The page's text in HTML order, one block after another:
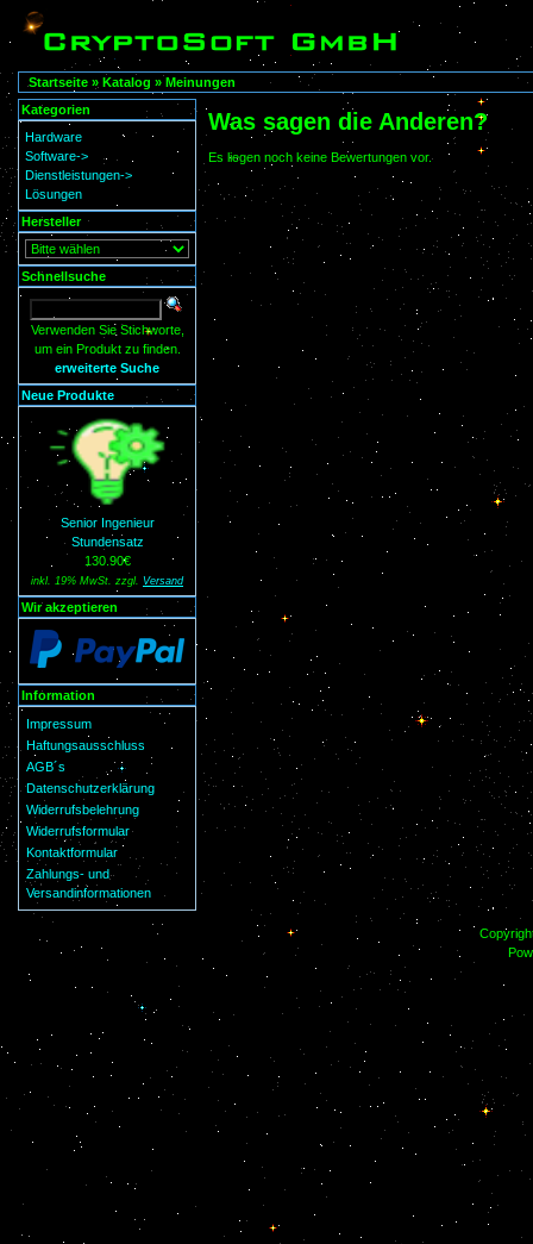
Startseite » Katalog » Meinungen
Was sagen die Anderen?
Es liegen noch keine Bewertungen vor.
Kategorien
Hardware
Software->
Dienstleistungen->
Lösungen
Hersteller
Schnellsuche
Verwenden Sie Stichworte,
um ein Produkt zu finden.
erweiterte Suche
Neue Produkte
Senior Ingenieur
Stundensatz
130.90€
inkl. 19% MwSt. zzgl. Versand
Wir akzeptieren
Information
Impressum
Haftungsausschluss
AGB´s
Datenschutzerklärung
Widerrufsbelehrung
Widerrufsformular
Kontaktformular
Zahlungs- und
Versandinformationen